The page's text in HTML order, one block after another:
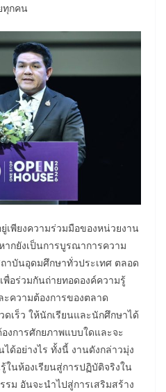
ทุกคน
เพียงความร่วมมือของหน่วยงาน
ากยังเป็นการบูรณาการความ
าบันอุดมศึกษาทั่วประเทศ ตลอด
อร่วมกันถ่ายทอดองค์ความรู้
ความต้องการของตลาด
ดเร็ว ให้นักเรียนและนักศึกษาได้
งการศักยภาพแบบใดและจะ
ด้อย่างไร ทั้งนี้ งานดังกล่าวมุ่ง
ในห้องเรียนสู่การปฏิบัติจริงใน
รม อันจะนำไปสู่การเสริมสร้าง